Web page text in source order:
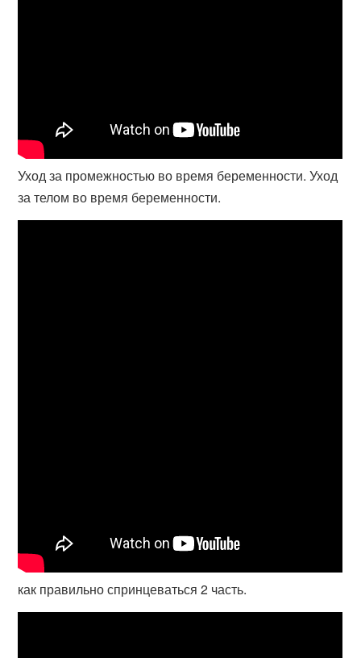
Уход за промежностью во время беременности. Уход
за телом во время беременности.
как правильно спринцеваться 2 часть.